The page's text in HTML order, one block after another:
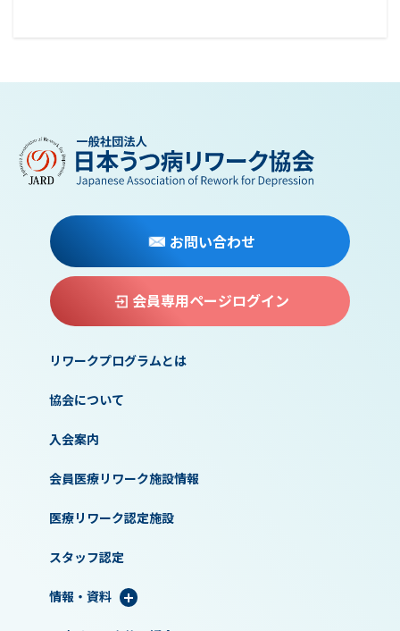
お問い合わせ
会員専用ページログイン
リワークプログラムとは
協会について
入会案内
会員医療リワーク施設情報
医療リワーク認定施設
スタッフ認定
情報・資料